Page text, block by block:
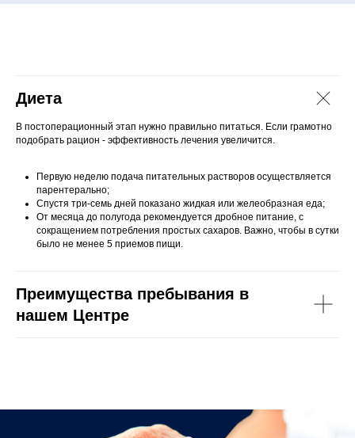
Диета
В постоперационный этап нужно правильно питаться. Если грамотно
подобрать рацион - эффективность лечения увеличится.
Первую неделю подача питательных растворов осуществляется
парентерально;
Спустя три-семь дней показано жидкая или желеобразная еда;
От месяца до полугода рекомендуется дробное питание, с
сокращением потребления простых сахаров. Важно, чтобы в сутки
было не менее 5 приемов пищи.
Преимущества пребывания в
нашем Центре